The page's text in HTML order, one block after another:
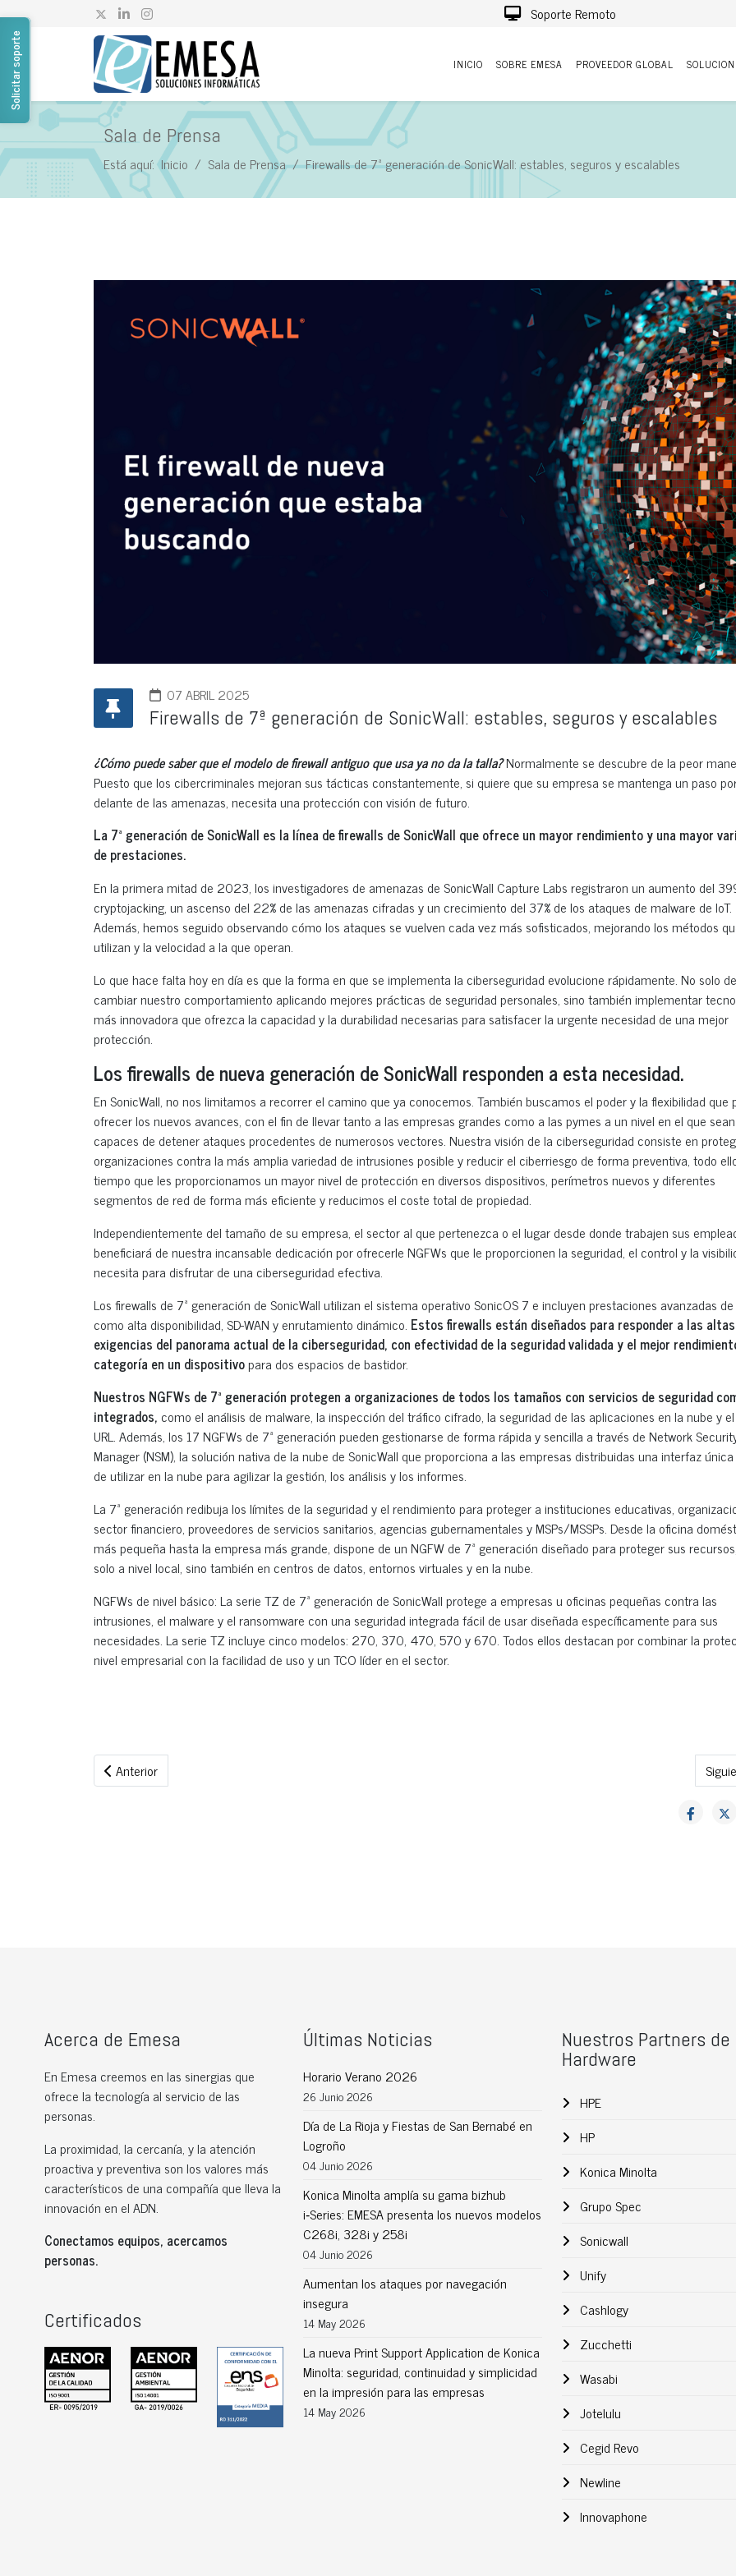
Solicitar soporte
Soporte Remoto
INICIO SOBRE EMESA PROVEEDOR GLOBAL
Sala de Prensa
Está aquí:Inicio Sala de Prensa Firewalls de 7ª generación de SonicWall: estables, seguros y escalables
Sala de Prensa
07 ABRIL 2025
Firewalls de 7ª generación de SonicWall: estables, seguros y escalables
¿Cómo puede saber que el modelo de firewall antiguo que usa ya no da la talla?Normalmente se descubre de la peor
Puesto que los cibercriminales mejoran sus tácticas constantemente, si quiere que su empresa se mantenga un paso
delante de las amenazas, necesita una protección con visión de futuro.
La 7ª generación de SonicWall es la línea de firewalls de SonicWall que ofrece un mayor rendimiento y una mayor
de prestaciones.
En la primera mitad de 2023, los investigadores de amenazas de SonicWall Capture Labs registraron un aumento del
cryptojacking, un ascenso del 22% de las amenazas cifradas y un crecimiento del 37% de los ataques de malware de IoT.
Además, hemos seguido observando cómo los ataques se vuelven cada vez más sofisticados, mejorando los métodos
utilizan y la velocidad a la que operan.
Lo que hace falta hoy en día es que la forma en que se implementa la ciberseguridad evolucione rápidamente. No solo
cambiar nuestro comportamiento aplicando mejores prácticas de seguridad personales, sino también implementar
más innovadora que ofrezca la capacidad y la durabilidad necesarias para satisfacer la urgente necesidad de una mejor
protección.
Los firewalls de nueva generación de SonicWall responden a esta necesidad.
En SonicWall, no nos limitamos a recorrer el camino que ya conocemos. También buscamos el poder y la flexibilidad que
ofrecer los nuevos avances, con el fin de llevar tanto a las empresas grandes como a las pymes a un nivel en el que sean
capaces de detener ataques procedentes de numerosos vectores. Nuestra visión de la ciberseguridad consiste en
organizaciones contra la más amplia variedad de intrusiones posible y reducir el ciberriesgo de forma preventiva, todo
tiempo que les proporcionamos un mayor nivel de protección en diversos dispositivos, perímetros nuevos y diferentes
segmentos de red de forma más eficiente y reducimos el coste total de propiedad.
Independientemente del tamaño de su empresa, el sector al que pertenezca o el lugar desde donde trabajen sus
beneficiará de nuestra incansable dedicación por ofrecerle NGFWs que le proporcionen la seguridad, el control y la
necesita para disfrutar de una ciberseguridad efectiva.
Los firewalls de 7ª generación de SonicWall utilizan el sistema operativo SonicOS 7 e incluyen prestaciones avanzadas
como alta disponibilidad, SD-WAN y enrutamiento dinámico. Estos firewalls están diseñados para responder a las altas
exigencias del panorama actual de la ciberseguridad, con efectividad de la seguridad validada y el mejor
categoría en un dispositivopara dos espacios de bastidor.
Nuestros NGFWs de 7ª generación protegen a organizaciones de todos los tamaños con servicios de seguridad
integrados, como el análisis de malware, la inspección del tráfico cifrado, la seguridad de las aplicaciones en la nube y
URL. Además, los 17 NGFWs de 7ª generación pueden gestionarse de forma rápida y sencilla a través de Network
Manager (NSM), la solución nativa de la nube de SonicWall que proporciona a las empresas distribuidas una interfaz
de utilizar en la nube para agilizar la gestión, los análisis y los informes.
La 7ª generación redibuja los límites de la seguridad y el rendimiento para proteger a instituciones educativas,
sector financiero, proveedores de servicios sanitarios, agencias gubernamentales y MSPs/MSSPs. Desde la oficina
más pequeña hasta la empresa más grande, dispone de un NGFW de 7ª generación diseñado para proteger sus
solo a nivel local, sino también en centros de datos, entornos virtuales y en la nube.
NGFWs de nivel básico: La serie TZ de 7ª generación de SonicWall protege a empresas u oficinas pequeñas contra las
intrusiones, el malware y el ransomware con una seguridad integrada fácil de usar diseñada específicamente para sus
necesidades. La serie TZ incluye cinco modelos: 270, 370, 470, 570 y 670. Todos ellos destacan por combinar la
nivel empresarial con la facilidad de uso y un TCO líder en el sector.
Artículo anterior: Ventajas de Windows 11 Pro
Anterior
Acerca de Emesa
En Emesa creemos en las sinergias que
ofrece la tecnología al servicio de las
personas.
La proximidad, la cercanía, y la atención
proactiva y preventiva son los valores más
característicos de una compañía que lleva la
innovación en el ADN.
Conectamos equipos, acercamos
personas.
Certificados
Últimas Noticias
Horario Verano 2026
26 Junio 2026
Día de La Rioja y Fiestas de San Bernabé en
Logroño
04 Junio 2026
Konica Minolta amplía su gama bizhub
i‑Series: EMESA presenta los nuevos modelos
C268i, 328i y 258i
04 Junio 2026
Aumentan los ataques por navegación
insegura
14 May 2026
La nueva Print Support Application de Konica
Minolta: seguridad, continuidad y simplicidad
en la impresión para las empresas
14 May 2026
Nuestros Partners de
Hardware
HPE
HP
Konica Minolta
Grupo Spec
Sonicwall
Unify
Cashlogy
Zucchetti
Wasabi
Jotelulu
Cegid Revo
Newline
Innovaphone